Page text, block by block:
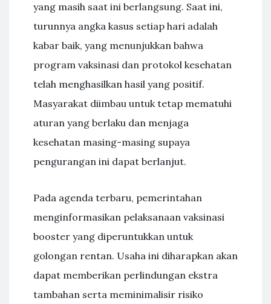
yang masih saat ini berlangsung. Saat ini,
turunnya angka kasus setiap hari adalah
kabar baik, yang menunjukkan bahwa
program vaksinasi dan protokol kesehatan
telah menghasilkan hasil yang positif.
Masyarakat diimbau untuk tetap mematuhi
aturan yang berlaku dan menjaga
kesehatan masing-masing supaya
pengurangan ini dapat berlanjut.
Pada agenda terbaru, pemerintahan
menginformasikan pelaksanaan vaksinasi
booster yang diperuntukkan untuk
golongan rentan. Usaha ini diharapkan akan
dapat memberikan perlindungan ekstra
tambahan serta meminimalisir risiko